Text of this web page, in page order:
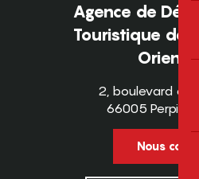
Agence de
Touristique
2, boulevard
66005
Nous